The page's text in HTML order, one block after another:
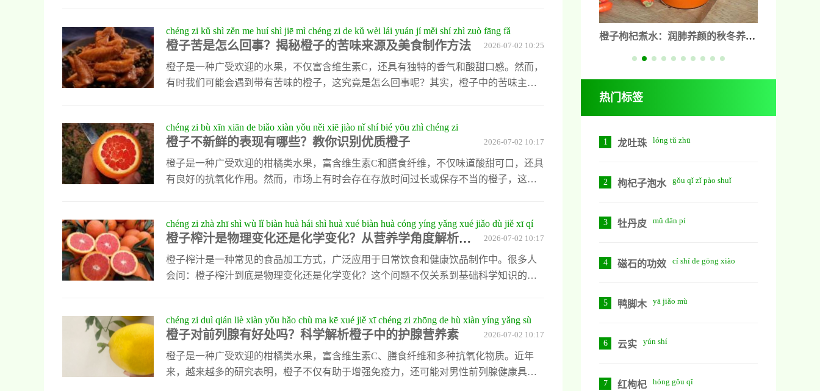
并非绝对，主要还是取决于品种、成熟度和种植环境。无论橙子公母如何区分，我们都
可以通过一些简单的方法挑选出更好吃的橙子。例如，选择表皮光滑、重量较沉的橙
子，这通常意味着它的水分充足；同时，颜色鲜
chéng zi kǔ shì zěn me huí shì jiē mì chéng zi de kǔ wèi lái yuán jí měi shí zhì zuò fāng fǎ
橙子苦是怎么回事？揭秘橙子的苦味来源及美食制作方法 2026-07-02 10:25
橙子是一种广受欢迎的水果，不仅富含维生素C，还具有独特的香气和酸甜口感。然而，
有时我们可能会遇到带有苦味的橙子，这究竟是怎么回事呢？其实，橙子中的苦味主要
吃到苦涩的橙子，挑选时可以注意以下几点：首先，选择表皮光滑、色泽鲜艳的橙子；
其次，用手轻轻按压，感觉有弹性但不过于软烂的为佳；最后，闻一闻是否有浓郁的果
香。如果已经买到带有苦味的橙子，也不必担心，可以通
chéng zi bù xīn xiān de biǎo xiàn yǒu něi xiē jiào nǐ shí bié yōu zhì chéng zi
橙子不新鲜的表现有哪些？教你识别优质橙子 2026-07-02 10:17
橙子是一种广受欢迎的柑橘类水果，富含维生素C和膳食纤维，不仅味道酸甜可口，还具
有良好的抗氧化作用。然而，市场上有时会存在存放时间过长或保存不当的橙子，这些
艳，呈现出均匀的橙黄色或橙红色。而不新鲜的橙子则会出现果皮干瘪、颜色暗淡甚至
发黄的现象。此外，如果果皮表面出现斑点或霉变，说明橙子已经发生腐烂变质。其
次，通过触摸可以进一步判断橙子的新鲜程度。新鲜的橙子手感
chéng zi zhà zhī shì wù lǐ biàn huà hái shì huà xué biàn huà cóng yíng yǎng xué jiǎo dù jiě xī qí
kē xué běn zhì
橙子榨汁是物理变化还是化学变化？从营养学角度解析其
科学本质
2026-07-02 10:17
橙子榨汁是一种常见的食品加工方式，广泛应用于日常饮食和健康饮品制作中。很多人
会问：橙子榨汁到底是物理变化还是化学变化？这个问题不仅关系到基础科学知识的理
但其中的主要成分如水分、糖分、维生素C等并未发生分子结构上的改变。这意味着，榨
汁过程并没有生成新的物质，因此属于物理变化范畴。虽然榨汁本身是物理变化，但在
榨汁后如果放置时间较长或进行加热处理，则可能引发氧化
chéng zi duì qián liè xiàn yǒu hǎo chù ma kē xué jiě xī chéng zi zhōng de hù xiàn yíng yǎng sù
橙子对前列腺有好处吗？科学解析橙子中的护腺营养素 2026-07-02 10:17
橙子是一种广受欢迎的柑橘类水果，富含维生素C、膳食纤维和多种抗氧化物质。近年
来，越来越多的研究表明，橙子不仅有助于增强免疫力，还可能对男性前列腺健康具有
橙子在什么季节成熟？揭秘中国主要
橙类品种的成熟周期与营养价值
橙子为什么是红的？揭秘血橙的天然
色素与营养价值
橙子枸杞煮水：润肺养颜的秋冬养生
饮品，简单易做，功效惊人！
橙子蒸蛋蒸多久？3步掌握这道清香
热门标签
1 龙吐珠 lóng tǔ zhū
2 枸杞子泡水 gǒu qǐ zǐ pào shuǐ
3 牡丹皮 mǔ dān pí
4 磁石的功效 cí shí de gōng xiào
5 鸭脚木 yā jiǎo mù
6 云实 yún shí
7 红枸杞 hóng gǒu qǐ